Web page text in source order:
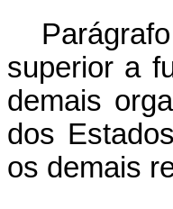
superior a
demais
dos
os demais